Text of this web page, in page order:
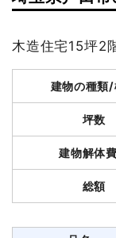
木造住宅15坪2
建物の種類
坪数
建物解体
総額